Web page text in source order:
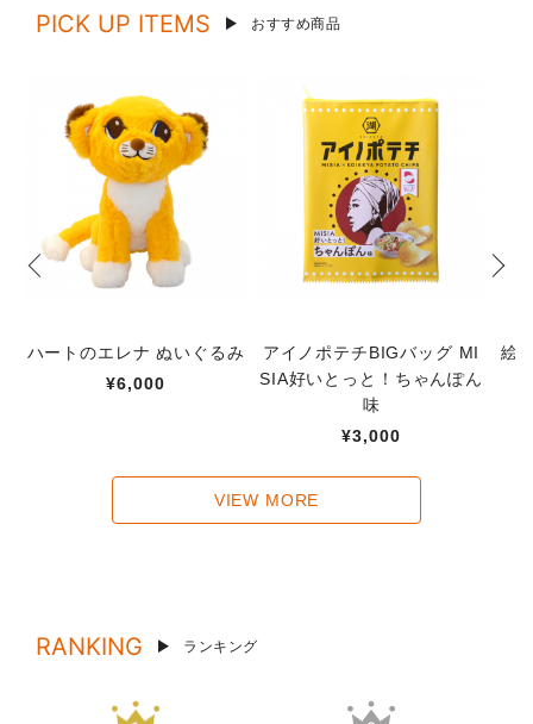
PICK UP ITEMS おすすめ商品
ハートのエレナ ぬいぐるみ
¥6,000
アイノポテチBIGバッグ MI
SIA好いとっと！ちゃんぽん
味
¥3,000
絵
VIEW MORE
RANKING ランキング